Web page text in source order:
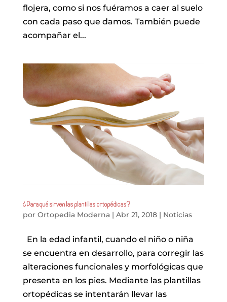
flojera, como si nos fuéramos a caer al suelo
con cada paso que damos. También puede
acompañar el...
¿Para qué sirven las plantillas ortopédicas?
por Ortopedia Moderna| Abr 21, 2018| Noticias
En la edad infantil, cuando el niño o niña
se encuentra en desarrollo, para corregir las
alteraciones funcionales y morfológicas que
presenta en los pies. Mediante las plantillas
ortopédicas se intentarán llevar las